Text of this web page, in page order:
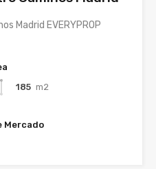
Madrid EVERYPROP
185 m2
Mercado